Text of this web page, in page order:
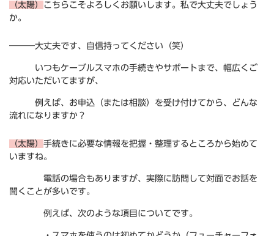
（太陽）
こちらこそよろしくお願いします。私で大丈夫でしょう
か。
―――大丈夫です、自信持ってください（笑）
いつもケーブルスマホの手続きやサポートまで、幅広くご
対応いただいてますが、
例えば、お申込（または相談）を受け付けてから、どんな
流れになりますか？
（太陽） 手続きに必要な情報を把握・整理するところから始めて
いますね。
電話の場合もありますが、実際に訪問して対面でお話を
聞くことが多いです。
例えば、次のような項目についてです。